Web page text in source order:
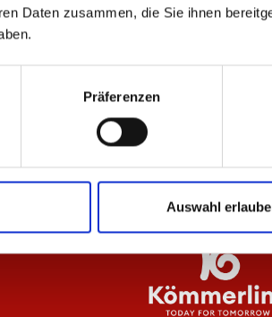
Daten zusammen, die Sie ihnen
Präferenzen
Auswahl